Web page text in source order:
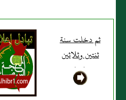
ثم دخلت سنة
ثنتين وثلاثين
وثلثمائة